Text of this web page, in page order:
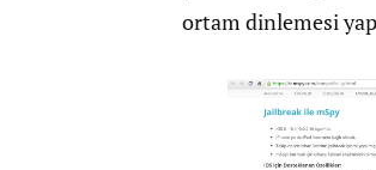
ortam dinlemesi